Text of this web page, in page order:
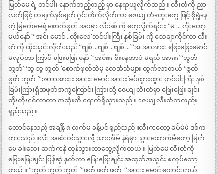
မြတ်မေ ရဲ့ တင်ပါး နောက်တည့်တည့် မှာ နေရာယူလိုက်သည် ။ လီးတံကို ညာ
လက်ဖြင့် တချက်နှစ်ချက် ဂွင်းတိုက်လိုက်ကာ ဇေယျ တံတွေးတွေ ဖြင့် စိုရွဲနေ
တဲ့ မြတ်ေမေရဲ့စောက်ဖုတ် အဝမှာ လီးဒစ် ကို တေ့လိုက်ရင်းး “မ … လိုးတော့
မယ်နော် ´´ “အင်း မောင် ..လိုးလေ´´ တင်ပါးကြီး နှစ်ခြမ်း ကို သေချာကိုင်ကာ လီး
တံ ကို ထိုးသွင်းလိုက်သည် “ဗျစ် …ဗျစ် …ဗျစ် …´´ “အ အာအားး ဖြေးဖြေးမောင်
မလုပ်တာ ကြာပီ ဖြေးဖြေး နော် ´´ “အင်းးး စီးနေတာပဲ မရယ် အားးး´´ “ဘွတ်
ဘွတ်´´ “ဘွ ဘွ ဘွတ် ´´ စောက်ဖုတ်ထဲမှ လေအံသံများ ထွက်လာတယ် “ဇွတ်
ဖွတ် ဘွတ် ´´ “အာာာအားးး အားးး မောင် အားးး´´ ခပ်ထွားထွား တင်ပါးကြီး နှစ်
ခြမ်းကြားရှိအဖုတ်အကွဲကြောင်း ကြားသို့ ဇေယျ လီးတံမှာ ဖြေးဖြေး ချင်း
တိုးတိုးဝင်လာတာ အဆုံးထိ ရောက်ရှိသွားသည် ။ ဇေယျ လီးတံကလည်း
ရှည်သည် ။
တောင်နေသည့် အချိန် ၈ လက်မ ခန့်ပင် ရှည်သည် ။လီးကတော့ ခပ်မဲမဲ ဒစ်က
ကားသည် ။လီး အဆုံးဝင်သွားလို့ သားအိမ် နံရံမှာ သွားထောက်မိတော့ မြတ်
မေ ခါးလေး ဆက်ကနဲ တုန်သွားတာတွေ့လိုက်တယ် ။ မြတ်မေ လီးတံကို
ဖြေးဖြေးချင်း ပြန်ဆွဲ နုတ်ကာ ဖြေးဖြေးချင်း အထုတ်အသွင်း စလုပ်တော့
တယ် ။ “ဘွတ် ဘွတ် ဘွတ် ´ “ဖတ် ဖတ် ဖတ် ´´ “အားးး မောင် ကောင်းတယ်